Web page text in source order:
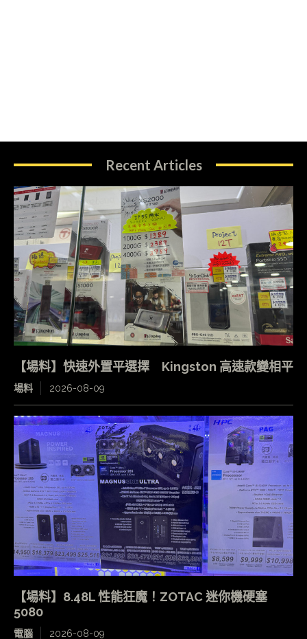
Recent Articles
【場料】快速外置平選擇 Kingston 高速款變相平
場料 2026-08-09
【場料】8.48L 性能狂魔！ZOTAC 迷你機硬塞
5080
電腦 2026-08-09